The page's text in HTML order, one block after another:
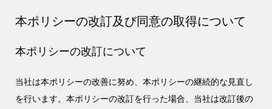
本ポリシーの改訂及び同意の取得について
本ポリシーの改訂について
当社は本ポリシーの改善に努め、本ポリシーの継続的な見直し
を行います。本ポリシーの改訂を行った場合、当社は改訂後の